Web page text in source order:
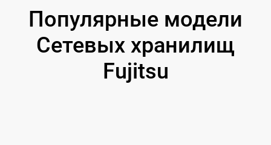
Популярные модели
Сетевых хранилищ
Fujitsu